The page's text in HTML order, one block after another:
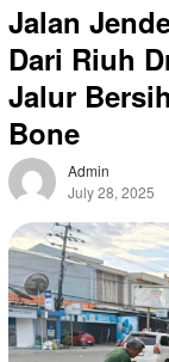
Jalan
Dari Riuh
Jalur
Bone
Admin
July 28, 2025